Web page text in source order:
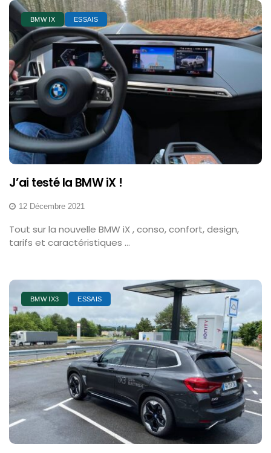
BMW IX ESSAIS
J’ai testé la BMW iX !
12 Décembre 2021
Tout sur la nouvelle BMW iX , conso, confort, design,
tarifs et caractéristiques …
BMW IX3 ESSAIS